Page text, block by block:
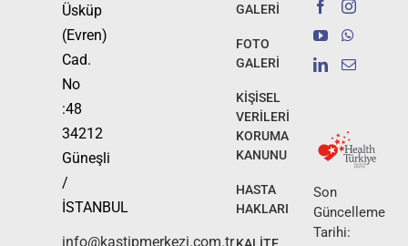
Üsküp
(Evren)
Cad.
No
:48
34212
Güneşli
/
İSTANBUL
info@kastipmerkezi.com.tr
GALERİ
FOTO
GALERİ
KİŞİSEL
VERİLERİ
KORUMA
KANUNU
HASTA
HAKLARI
Son
Güncelleme
Tarihi: